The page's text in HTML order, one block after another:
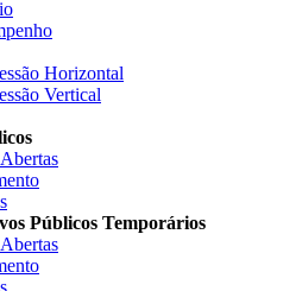
Horizontal
Vertical
Públicos Temporários